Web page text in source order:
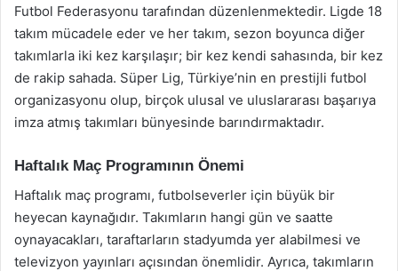
Futbol Federasyonu tarafından düzenlenmektedir. Ligde 18
takım mücadele eder ve her takım, sezon boyunca diğer
takımlarla iki kez karşılaşır; bir kez kendi sahasında, bir kez
de rakip sahada. Süper Lig, Türkiye’nin en prestijli futbol
organizasyonu olup, birçok ulusal ve uluslararası başarıya
imza atmış takımları bünyesinde barındırmaktadır.
Haftalık Maç Programının Önemi
Haftalık maç programı, futbolseverler için büyük bir
heyecan kaynağıdır. Takımların hangi gün ve saatte
oynayacakları, taraftarların stadyumda yer alabilmesi ve
televizyon yayınları açısından önemlidir. Ayrıca, takımların